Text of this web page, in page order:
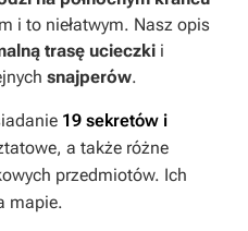
i to niełatwym. Nasz opis
trasę ucieczki i
snajperów.
19 sekretów i
a także różne
przedmiotów. Ich
mapie.